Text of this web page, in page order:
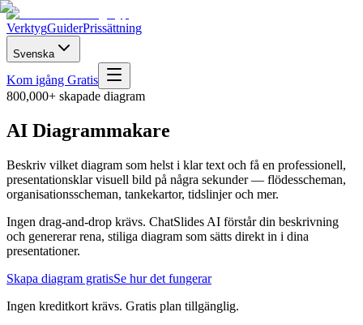
VerktygGuiderPrissättning
Svenska
Kom igång Gratis
800,000+ skapade diagram
AI Diagrammakare
Beskriv vilket diagram som helst i klar text och få en professionell,
presentationsklar visuell bild på några sekunder — flödesscheman,
organisationsscheman, tankekartor, tidslinjer och mer.
Ingen drag-and-drop krävs. ChatSlides AI förstår din beskrivning
och genererar rena, stiliga diagram som sätts direkt in i dina
presentationer.
Skapa diagram gratisSe hur det fungerar
Ingen kreditkort krävs. Gratis plan tillgänglig.